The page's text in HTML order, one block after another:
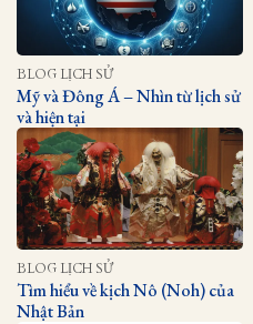
BLOG LỊCH SỬ
Mỹ và Đông Á – Nhìn từ lịch sử
và hiện tại
BLOG LỊCH SỬ
Tìm hiểu về kịch Nô (Noh) của
Nhật Bản